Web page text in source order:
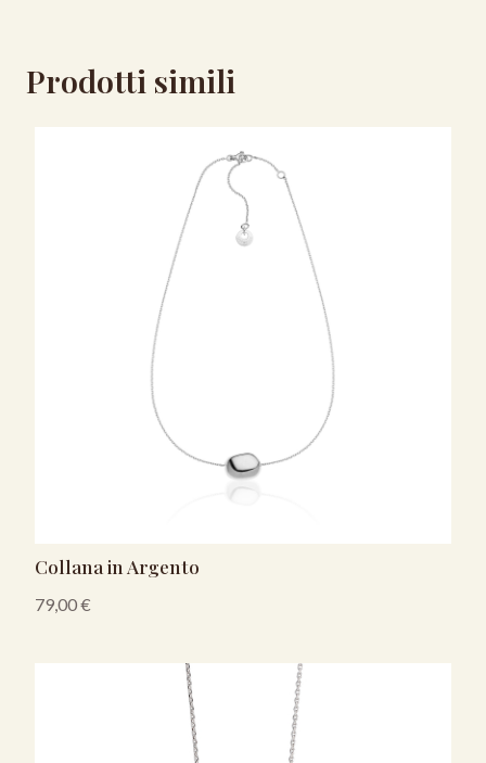
Prodotti simili
Collana in Argento
79,00€